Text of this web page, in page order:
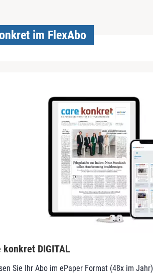
im FlexAbo
konkret DIGITAL
Sie Ihr Abo im ePaper Format (48x im Jahr)